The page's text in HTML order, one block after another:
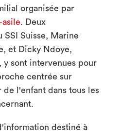
organisée par
asile. Deux
Suisse, Marine
et Dicky Ndoye,
y sont intervenues pour
centrée sur
de l'enfant dans tous les
destiné à